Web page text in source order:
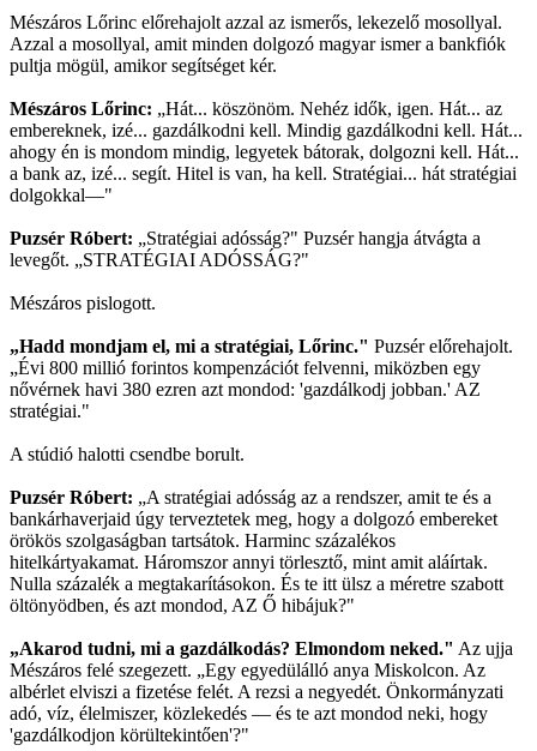
Mészáros Lőrinc előrehajolt azzal az ismerős, lekezelő mosollyal.
Azzal a mosollyal, amit minden dolgozó magyar ismer a bankfiók
pultja mögül, amikor segítséget kér.
Mészáros Lőrinc: „Hát... köszönöm. Nehéz idők, igen. Hát... az
embereknek, izé... gazdálkodni kell. Mindig gazdálkodni kell. Hát...
ahogy én is mondom mindig, legyetek bátorak, dolgozni kell. Hát...
a bank az, izé... segít. Hitel is van, ha kell. Stratégiai... hát stratégiai
dolgokkal—"
Puzsér Róbert: „Stratégiai adósság?" Puzsér hangja átvágta a
levegőt. „STRATÉGIAI ADÓSSÁG?"
Mészáros pislogott.
„Hadd mondjam el, mi a stratégiai, Lőrinc." Puzsér előrehajolt.
„Évi 800 millió forintos kompenzációt felvenni, miközben egy
nővérnek havi 380 ezren azt mondod: 'gazdálkodj jobban.' AZ
stratégiai."
A stúdió halotti csendbe borult.
Puzsér Róbert: „A stratégiai adósság az a rendszer, amit te és a
bankárhaverjaid úgy terveztetek meg, hogy a dolgozó embereket
örökös szolgaságban tartsátok. Harminc százalékos
hitelkártyakamat. Háromszor annyi törlesztő, mint amit aláírtak.
Nulla százalék a megtakarításokon. És te itt ülsz a méretre szabott
öltönyödben, és azt mondod, AZ Ő hibájuk?"
„Akarod tudni, mi a gazdálkodás? Elmondom neked." Az ujja
Mészáros felé szegezett. „Egy egyedülálló anya Miskolcon. Az
albérlet elviszi a fizetése felét. A rezsi a negyedét. Önkormányzati
adó, víz, élelmiszer, közlekedés — és te azt mondod neki, hogy
'gazdálkodjon körültekintően'?"